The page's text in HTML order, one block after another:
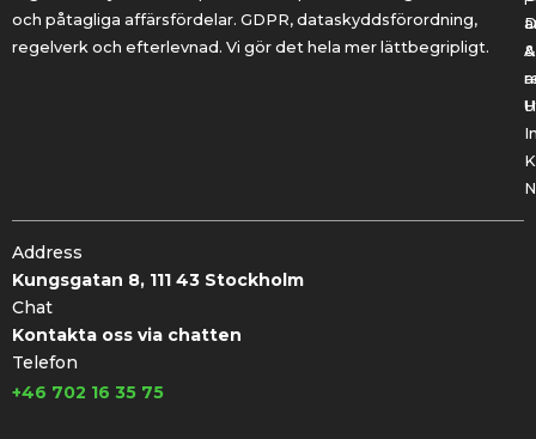
och påtagliga affärsfördelar. GDPR, dataskyddsförordning,
regelverk och efterlevnad. Vi gör det hela mer lättbegripligt.
&
Address
Kungsgatan 8, 111 43 Stockholm
Chat
Kontakta oss via chatten
Telefon
+46 702 16 35 75